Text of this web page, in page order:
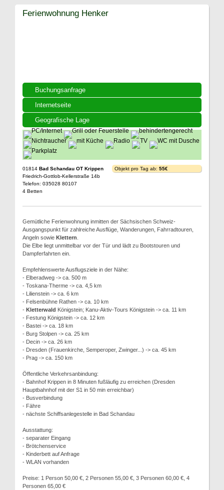
Buchungsanfrage
Internetseite
Geografische Lage
Ferienwohnung Henker
01814 Bad Schandau OT Krippen
Friedrich-Gottlob-Kellerstraße 14b
Telefon: 035028 80107
4 Betten
Objekt pro Tag ab: 55€
Gemütliche Ferienwohnung inmitten der Sächsischen Schweiz-
Ausgangspunkt für zahlreiche Ausflüge, Wanderungen, Fahrradtouren,
Angeln sowie Klettern
Die Elbe liegt unmittelbar vor der Tür und lädt zu Bootstouren und
Dampferfahrten ein.
Empfehlenswerte Ausflugsziele in der Nähe:
- Elberadweg -> ca. 500 m
- Toskana-Therme -> ca. 4,5 km
- Lilienstein -> ca. 6 km
- Felsenbühne Rathen -> ca. 10 km
- Kletterwald Königstein; Kanu-Aktiv-Tours Königstein -> ca. 11 km
- Festung Königstein -> ca. 12 km
- Bastei -> ca. 18 km
- Burg Stolpen -> ca. 25 km
- Decin -> ca. 26 km
- Dresden (Frauenkirche, Semperoper, Zwinger...) -> ca. 45 km
- Prag -> ca. 150 km
Öffentliche Verkehrsanbindung:
- Bahnhof Krippen in 8 Minuten fußläufig zu erreichen (Dresden
Hauptbahnhof mit der S1 in 50 min erreichbar)
- Busverbindung
- Fähre
- nächste Schiffsanlegestelle in Bad Schandau
Ausstattung:
- separater Eingang
- Brötchenservice
- Kinderbett auf Anfrage
- WLAN vorhanden
Preise: 1 Person 50,00 €, 2 Personen 55,00 €, 3 Personen 60,00 €, 4
Personen 65,00 €